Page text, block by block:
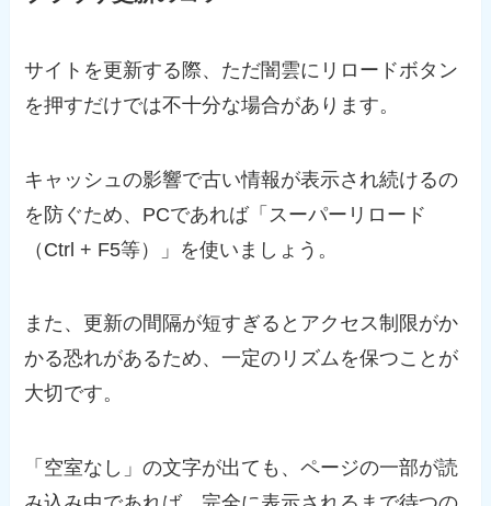
サイトを更新する際、ただ闇雲にリロードボタン
を押すだけでは不十分な場合があります。
キャッシュの影響で古い情報が表示され続けるの
を防ぐため、PCであれば「スーパーリロード
（Ctrl + F5等）」を使いましょう。
また、更新の間隔が短すぎるとアクセス制限がか
かる恐れがあるため、一定のリズムを保つことが
大切です。
「空室なし」の文字が出ても、ページの一部が読